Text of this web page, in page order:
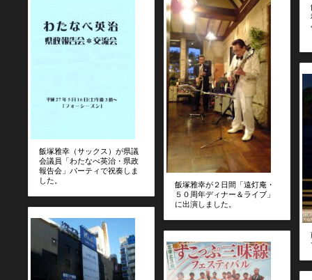
飯塚雅幸（サックス）が県議
会議員「わたなべ英治・県政
報告会」パーティで祝奏しま
した。
飯塚雅幸が２日間「遠灯庵・
５０周年ディナー＆ライブ」
に出演しました。